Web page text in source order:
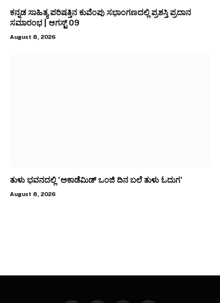
ಕನ್ನಡ ಸಾಹಿತ್ಯ ಪರಿಷತ್ತಿನ ಕುವೆಂಪು ಸಭಾಂಗಣದಲ್ಲಿ ಪ್ರಶಸ್ತಿ ಪ್ರದಾನ
ಸಮಾರಂಭ | ಆಗಸ್ಟ್ 09
August 8, 2026
ತುಳು ಭವನದಲ್ಲಿ ‘ಅಕಾಡೆಮಿಡ್ ಒಂಜಿ ದಿನ ಬಲೆ ತುಳು ಓದುಗ’
August 8, 2026